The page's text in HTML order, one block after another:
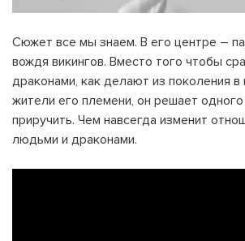
Сюжет все мы знаем. В его центре –
вождя викингов. Вместо того чтобы
драконами, как делают из поколения в
жители его племени, он решает
приручить. Чем навсегда изменит
людьми и драконами.